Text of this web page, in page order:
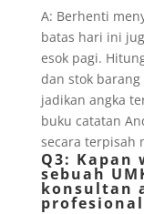
A: Berhenti
batas hari ini
esok pagi.
dan stok
jadikan angka
buku catatan
secara terpisah
Q3: Kapan
sebuah
konsultan